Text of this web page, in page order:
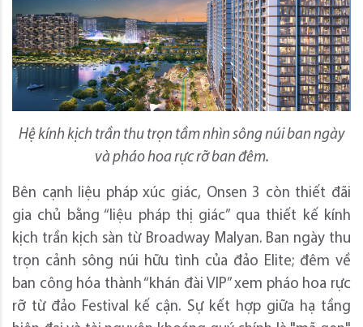
Hệ kính kịch trần thu trọn tầm nhìn sông núi ban ngày
và pháo hoa rực rỡ ban đêm.
Bên cạnh liệu pháp xúc giác, Onsen 3 còn thiết đãi
gia chủ bằng “liệu pháp thị giác” qua thiết kế kính
kịch trần kịch sàn từ Broadway Malyan. Ban ngày thu
trọn cảnh sông núi hữu tình của đảo Elite; đêm về
ban công hóa thành “khán đài VIP” xem pháo hoa rực
rỡ từ đảo Festival kế cận. Sự kết hợp giữa hạ tầng